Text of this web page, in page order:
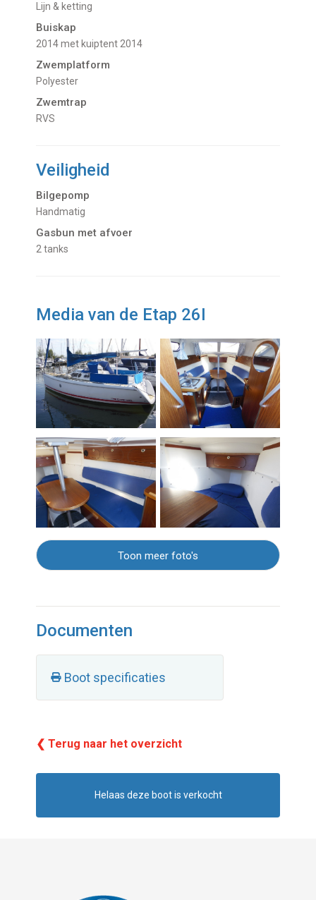
Lijn & ketting
Buiskap
2014 met kuiptent 2014
Zwemplatform
Polyester
Zwemtrap
RVS
Veiligheid
Bilgepomp
Handmatig
Gasbun met afvoer
2 tanks
Media van de Etap 26I
Toon meer foto's
Documenten
Boot specificaties
❮ Terug naar het overzicht
Helaas deze boot is verkocht